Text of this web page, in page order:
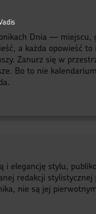
Dnia — miejscu,
a każda opowieść
Zanurz się w
Bo to nie
i elegancję stylu,
redakcji
nie są jej